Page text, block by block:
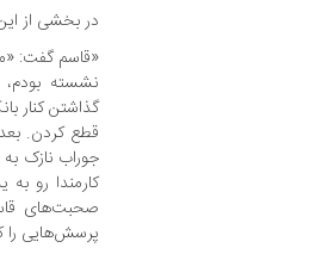
در بخشی از
«قاسم گفت:
نشسته بودم،
گذاشتن کنار
قطع کردن.
جوراب نازک
کارمندا رو
صحبت‌های
پرسش‌هایی را